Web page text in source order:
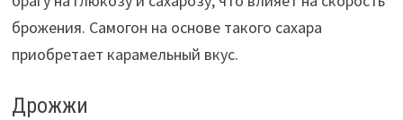
брожения. Самогон на основе такого сахара
приобретает карамельный вкус.
Дрожжи